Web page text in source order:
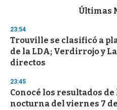
d
s
o
f
3
s
e
c
o
Últimas
23:54
Trouville se clasificó a
de la LDA; Verdirrojo y
directos
23:45
Conocé los resultados
nocturna del viernes 7